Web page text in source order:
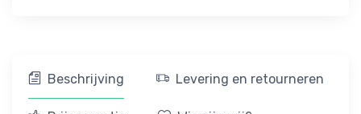
Beschrijving Levering en retourneren